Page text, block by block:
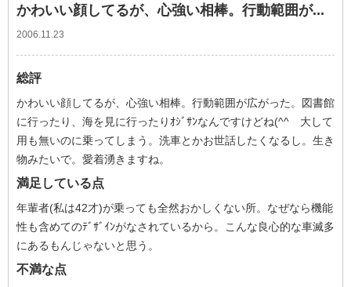
かわいい顔してるが、心強い相棒。行動範囲が...
2006.11.23
総評
かわいい顔してるが、心強い相棒。行動範囲が広がった。図書館
に行ったり、海を見に行ったりｵｼﾞｻﾝなんですけどね(^^ゞ大して
用も無いのに乗ってしまう。洗車とかお世話したくなるし。生き
物みたいで。愛着湧きますね。
満足している点
年輩者(私は42才)が乗っても全然おかしくない所。なぜなら機能
性も含めてのﾃﾞｻﾞｲﾝがなされているから。こんな良心的な車滅多
にあるもんじゃないと思う。
不満な点